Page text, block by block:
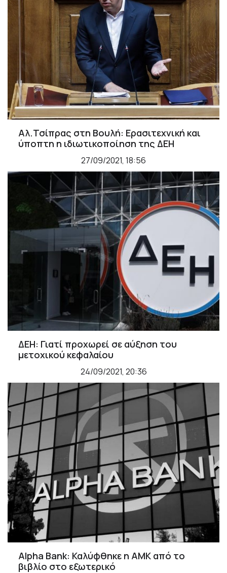
Αλ.Τσίπρας στη Βουλή: Ερασιτεχνική και
ύποπτη η ιδιωτικοποίηση της ΔΕΗ
27/09/2021, 18:56
ΔΕΗ: Γιατί προχωρεί σε αύξηση του
μετοχικού κεφαλαίου
24/09/2021, 20:36
Alpha Bank: Καλύφθηκε η ΑΜΚ από το
βιβλίο στο εξωτερικό